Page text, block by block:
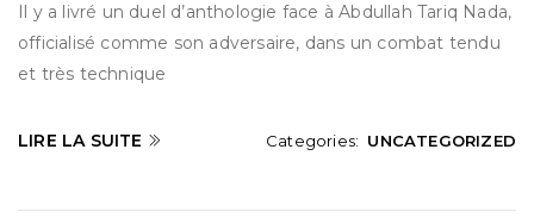
Il y a livré un duel d’anthologie face à Abdullah Tariq Nada,
officialisé comme son adversaire, dans un combat tendu
et très technique
Categories: UNCATEGORIZED
LIRE LA SUITE